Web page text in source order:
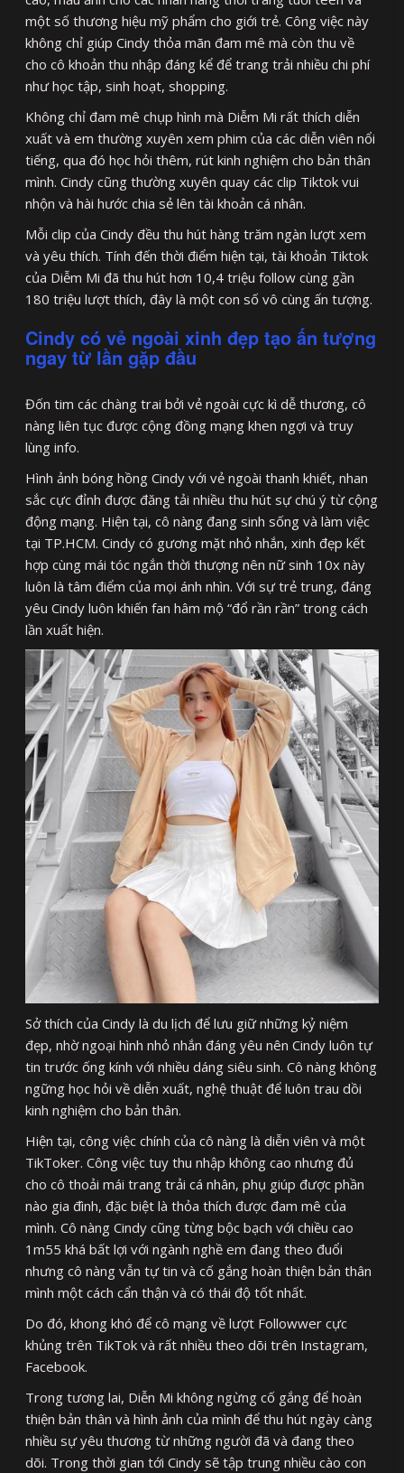
một số thương hiệu mỹ phẩm cho giới trẻ. Công việc này
không chỉ giúp Cindy thỏa mãn đam mê mà còn thu về
cho cô khoản thu nhập đáng kể để trang trải nhiều chi phí
như học tập, sinh hoạt, shopping.
Không chỉ đam mê chụp hình mà Diễm Mi rất thích diễn
xuất và em thường xuyên xem phim của các diễn viên nổi
tiếng, qua đó học hỏi thêm, rút kinh nghiệm cho bản thân
mình. Cindy cũng thường xuyên quay các clip Tiktok vui
nhộn và hài hước chia sẻ lên tài khoản cá nhân.
Mỗi clip của Cindy đều thu hút hàng trăm ngàn lượt xem
và yêu thích. Tính đến thời điểm hiện tại, tài khoản Tiktok
của Diễm Mi đã thu hút hơn 10,4 triệu follow cùng gần
180 triệu lượt thích, đây là một con số vô cùng ấn tượng.
Cindy có vẻ ngoài xinh đẹp tạo ấn tượng
ngay từ lần gặp đầu
Đốn tim các chàng trai bởi vẻ ngoài cực kì dễ thương, cô
nàng liên tục được cộng đồng mạng khen ngợi và truy
lùng info.
Hình ảnh bóng hồng Cindy với vẻ ngoài thanh khiết, nhan
sắc cực đỉnh được đăng tải nhiều thu hút sự chú ý từ cộng
động mạng. Hiện tại, cô nàng đang sinh sống và làm việc
tại TP.HCM. Cindy có gương mặt nhỏ nhắn, xinh đẹp kết
hợp cùng mái tóc ngắn thời thượng nên nữ sinh 10x này
luôn là tâm điểm của mọi ánh nhìn. Với sự trẻ trung, đáng
yêu Cindy luôn khiến fan hâm mộ “đổ rần rần” trong cách
lần xuất hiện.
Sở thích của Cindy là du lịch để lưu giữ những kỷ niệm
đẹp, nhờ ngoại hình nhỏ nhắn đáng yêu nên Cindy luôn tự
tin trước ống kính với nhiều dáng siêu sinh. Cô nàng không
ngững học hỏi về diễn xuất, nghệ thuật để luôn trau dồi
kinh nghiệm cho bản thân.
Hiện tại, công việc chính của cô nàng là diễn viên và một
TikToker. Công việc tuy thu nhập không cao nhưng đủ
cho cô thoải mái trang trải cá nhân, phụ giúp được phần
nào gia đình, đặc biệt là thỏa thích được đam mê của
mình. Cô nàng Cindy cũng từng bộc bạch với chiều cao
1m55 khá bất lợi với ngành nghề em đang theo đuổi
nhưng cô nàng vẫn tự tin và cố gắng hoàn thiện bản thân
mình một cách cẩn thận và có thái độ tốt nhất.
Do đó, khong khó để cô mạng về lượt Followwer cực
khủng trên TikTok và rất nhiều theo dõi trên Instagram,
Facebook.
Trong tương lai, Diễn Mi không ngừng cố gắng để hoàn
thiện bản thân và hình ảnh của mình để thu hút ngày càng
nhiều sự yêu thương từ những người đã và đang theo
dõi. Trong thời gian tới Cindy sẽ tập trung nhiều cào con